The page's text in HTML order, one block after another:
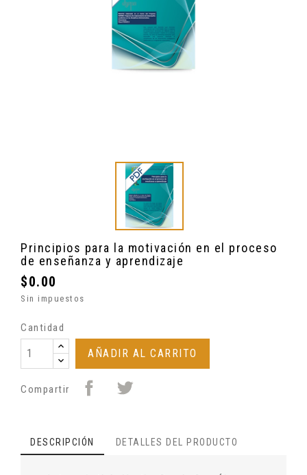
Principios para la motivación en el proceso
de enseñanza y aprendizaje
$0.00
Sin impuestos
Cantidad
AÑADIR AL CARRITO
Compartir
DESCRIPCIÓN DETALLES DEL PRODUCTO